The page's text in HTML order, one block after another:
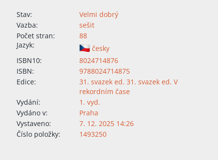
Stav:
Velmi dobrý
Vazba:
sešit
Počet stran:
88
Jazyk:
česky
ISBN10:
8024714876
ISBN:
9788024714875
Edice:
31. svazek ed. 31. svazek ed. V
rekordním čase
Vydání:
1. vyd.
Vydáno v:
Praha
Vystaveno:
7. 12. 2025 14:26
Číslo položky:
1493250